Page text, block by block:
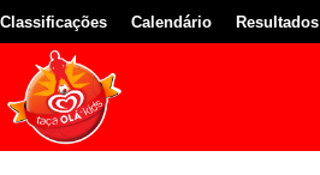
Classificações Calendário Resultados